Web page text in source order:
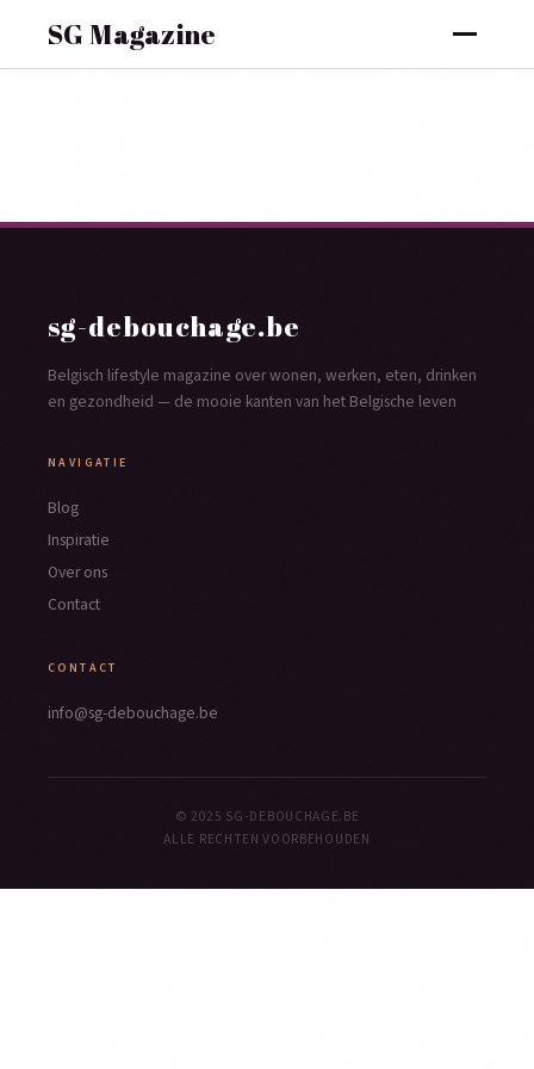
SG Magazine
sg-debouchage.be
Belgisch lifestyle magazine over wonen, werken, eten, drinken
en gezondheid — de mooie kanten van het Belgische leven
NAVIGATIE
Blog
Inspiratie
Over ons
Contact
CONTACT
info@sg-debouchage.be
© 2025 SG-DEBOUCHAGE.BE
ALLE RECHTEN VOORBEHOUDEN